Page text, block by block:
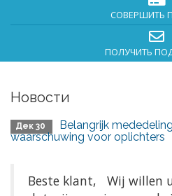
СОВЕРШИТЬ
ПОЛУЧИТЬ
Новости
Дек 30
Belangrijk
waarschuwing voor oplichters
Beste klant, Wij willen